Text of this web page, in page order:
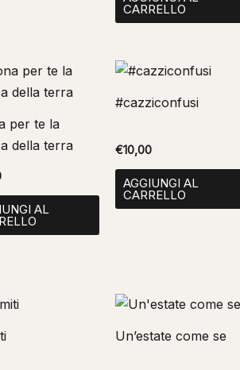
CARRELLO
per te la
della terra
AL
#cazziconfusi
€10,00
AGGIUNGI AL
CARRELLO
Un’estate come se